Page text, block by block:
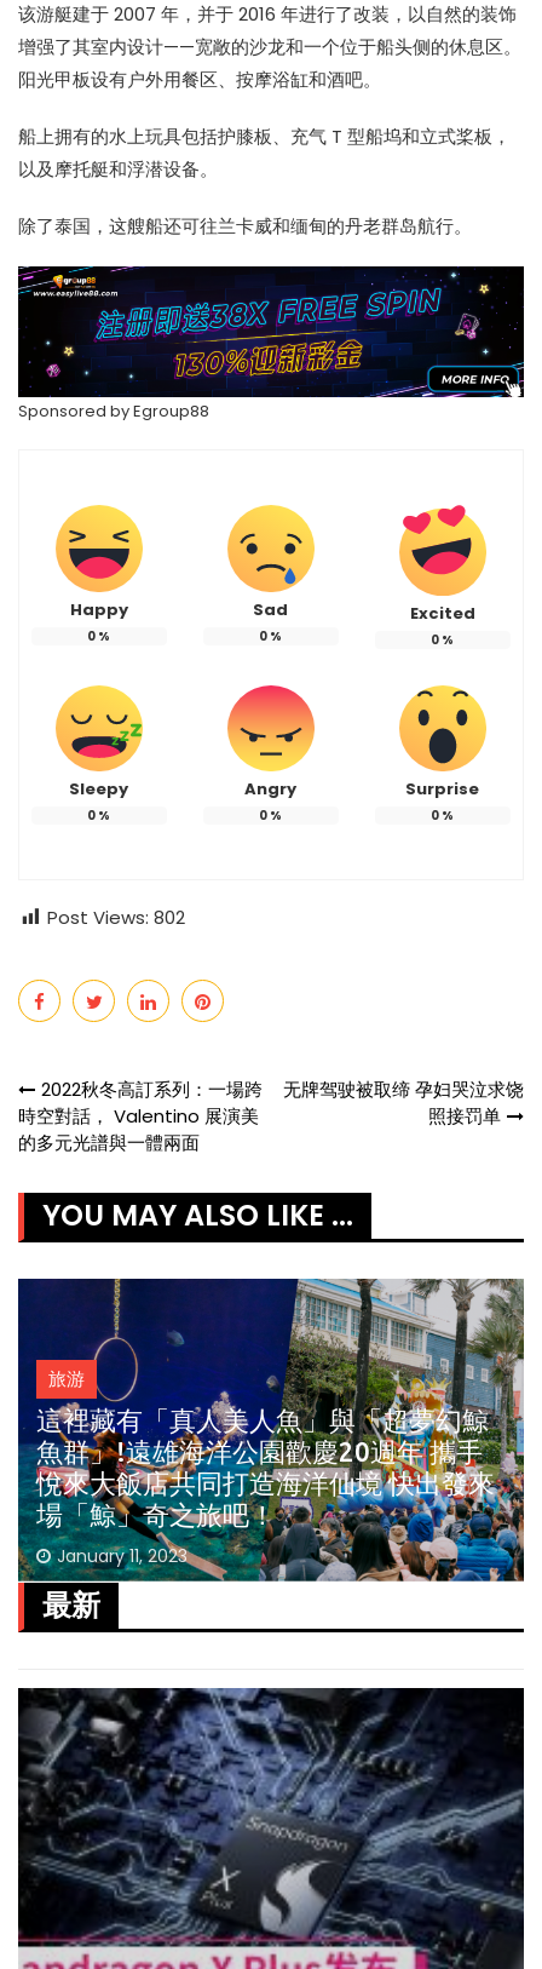
该游艇建于 2007 年，并于 2016 年进行了改装，以自然的装饰
增强了其室内设计——宽敞的沙龙和一个位于船头侧的休息区。
阳光甲板设有户外用餐区、按摩浴缸和酒吧。
船上拥有的水上玩具包括护膝板、充气 T 型船坞和立式桨板，
以及摩托艇和浮潜设备。
除了泰国，这艘船还可往兰卡威和缅甸的丹老群岛航行。
Sponsored byEgroup88
Happy
0 %
Sad
0 %
Excited
0 %
Sleepy
0 %
Angry
0 %
Surprise
0 %
Post Views: 802
Post
navigation
2022秋冬高訂系列：一場跨
時空對話， Valentino 展演美
的多元光譜與一體兩面
无牌驾驶被取缔 孕妇哭泣求饶
照接罚单
YOU MAY ALSO LIKE ...
旅游
這裡藏有「真人美人魚」與「超夢幻鯨
魚群」!遠雄海洋公園歡慶20週年 攜手
悅來大飯店共同打造海洋仙境 快出發來
場「鯨」奇之旅吧！
January 11, 2023
最新